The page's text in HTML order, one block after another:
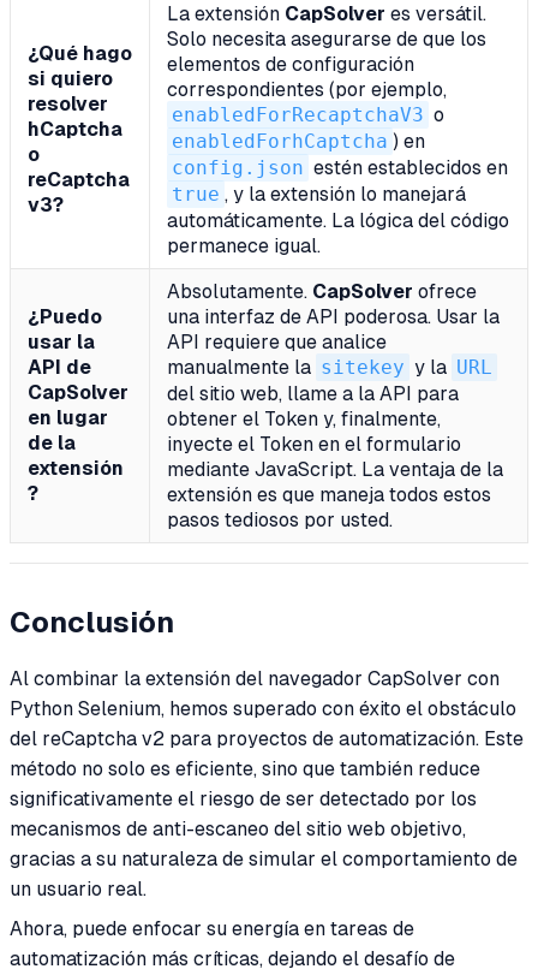
¿Qué hago
si quiero
resolver
hCaptcha
o
reCaptcha
v3?
La extensión CapSolver es versátil.
Solo necesita asegurarse de que los
elementos de configuración
correspondientes (por ejemplo,
enabledForRecaptchaV3 o
enabledForhCaptcha ) en
config.json estén establecidos en
true , y la extensión lo manejará
automáticamente. La lógica del código
permanece igual.
¿Puedo
usar la
API de
CapSolver
en lugar
de la
extensión
?
Absolutamente. CapSolver ofrece
una interfaz de API poderosa. Usar la
API requiere que analice
manualmente la sitekey y la URL
del sitio web, llame a la API para
obtener el Token y, finalmente,
inyecte el Token en el formulario
mediante JavaScript. La ventaja de la
extensión es que maneja todos estos
pasos tediosos por usted.
Conclusión
Al combinar la extensión del navegador CapSolver con
Python Selenium, hemos superado con éxito el obstáculo
del reCaptcha v2 para proyectos de automatización. Este
método no solo es eficiente, sino que también reduce
significativamente el riesgo de ser detectado por los
mecanismos de anti-escaneo del sitio web objetivo,
gracias a su naturaleza de simular el comportamiento de
un usuario real.
Ahora, puede enfocar su energía en tareas de
automatización más críticas, dejando el desafío de